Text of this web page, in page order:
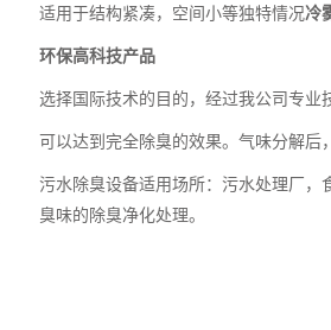
适用于结构紧凑，空间小等独特情况冷
环保高科技产品
选择国际技术的目的，经过我公司专业
可以达到完全除臭的效果。气味分解后
污水除臭设备适用场所：污水处理厂
臭味的除臭净化处理。